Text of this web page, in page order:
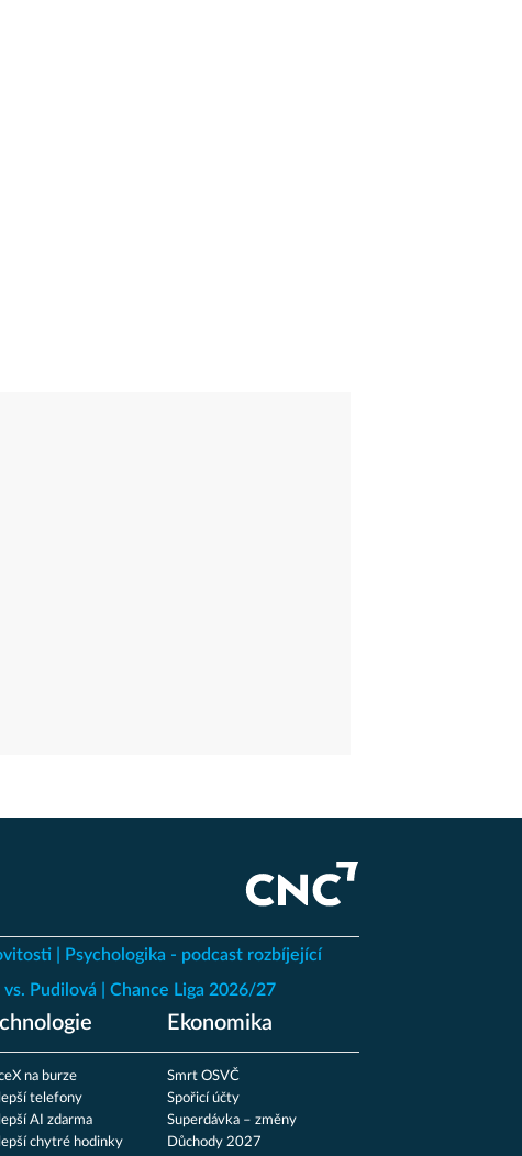
Psychologika - podcast rozbíjející
Pudilová Chance Liga 2026/27
na burze
telefony
AI zdarma
chytré hodinky
Ekonomika
Smrt OSVČ
Spořicí účty
Superdávka – změny
Důchody 2027